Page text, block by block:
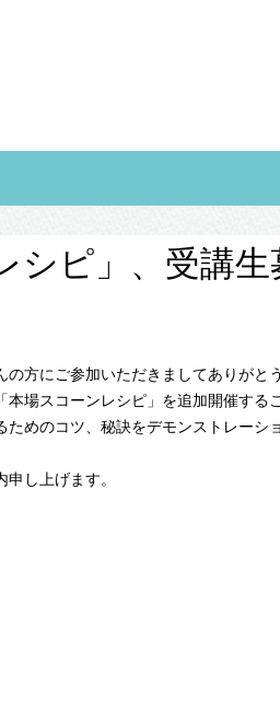
シピ」、受講
方にご参加いただきましてありがと
場スコーンレシピ」を追加開催する
めのコツ、秘訣をデモンストレー
し上げます。